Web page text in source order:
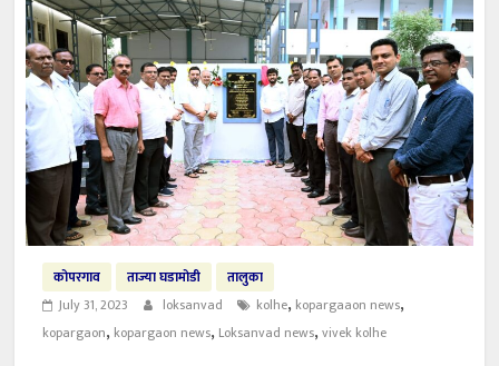
कोपरगाव ताज्या घडामोडी
तालुका
July 31, 2023
loksanvad kolhe, kopargaaon news,
kopargaon, kopargaon news, Loksanvad news,vivek kolhe